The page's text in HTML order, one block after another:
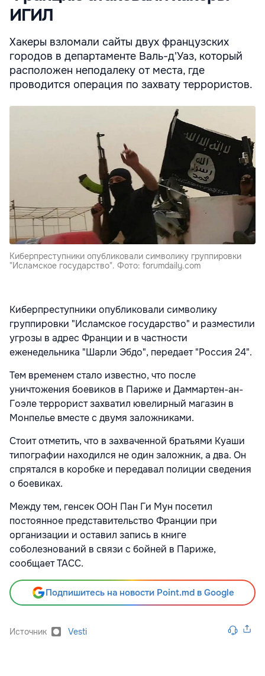
ИГИЛ
Хакеры взломали сайты двух французских
городов в департаменте Валь-д'Уаз, который
расположен неподалеку от места, где
проводится операция по захвату террористов.
Киберпреступники опубликовали символику группировки
"Исламское государство". Фото: forumdaily.com
Киберпреступники опубликовали символику
группировки "Исламское государство" и разместили
угрозы в адрес Франции и в частности
еженедельника "Шарли Эбдо", передает "Россия 24".
Тем временем стало известно, что после
уничтожения боевиков в Париже и Даммартен-ан-
Гоэле террорист захватил ювелирный магазин в
Монпелье вместе с двумя заложниками.
Стоит отметить, что в захваченной братьями Куаши
типографии находился не один заложник, а два. Он
спрятался в коробке и передавал полиции сведения
о боевиках.
Между тем, генсек ООН Пан Ги Мун посетил
постоянное представительство Франции при
организации и оставил запись в книге
соболезнований в связи с бойней в Париже,
сообщает ТАСС.
Подпишитесь на новости Point.md в Google
Источник Vesti